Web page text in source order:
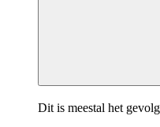
Dit is meestal het